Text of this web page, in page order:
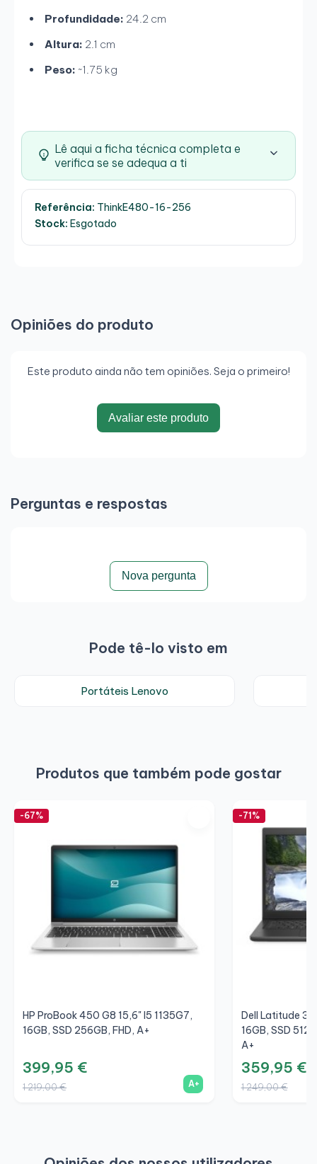
Profundidade: 24.2 cm
Altura: 2.1 cm
Peso: ~1.75 kg
Lê aqui a ficha técnica completa e
verifica se se adequa a ti
Referência: ThinkE480-16-256
Stock: Esgotado
Opiniões do produto
Este produto ainda não tem opiniões. Seja o primeiro!
Avaliar este produto
Perguntas e respostas
Nova pergunta
Pode tê-lo visto em
Portáteis Lenovo
Produtos que também pode gostar
-67%
HP ProBook 450 G8 15,6" I5 1135G7,
16GB, SSD 256GB, FHD, A+
399,95 €
1 219,00 € A+
-71%
Dell Latitude
16GB, SSD
A+
359,95 €
1 249,00 €